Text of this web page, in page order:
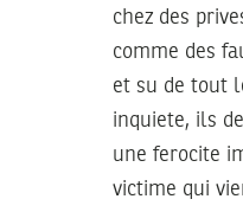
chez des
comme des
et su de tout
inquiete, ils
une ferocite
victime qui